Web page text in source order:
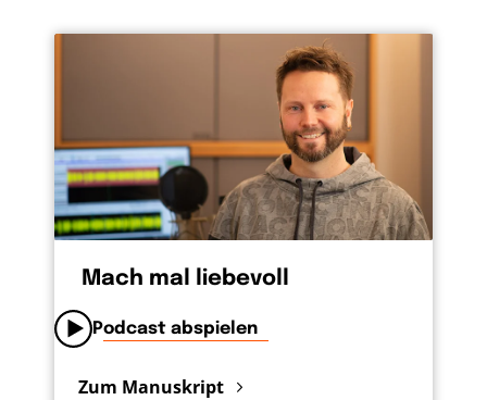
Mach mal liebevoll
Podcast abspielen
Zum Manuskript